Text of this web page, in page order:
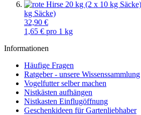
kg Säcke)
32,90 €
1,65 € pro 1 kg
Informationen
Häufige Fragen
Ratgeber - unsere Wissenssammlung
Vogelfutter selber machen
Nistkästen aufhängen
Nistkasten Einflugöffnung
Geschenkideen für Gartenliebhaber